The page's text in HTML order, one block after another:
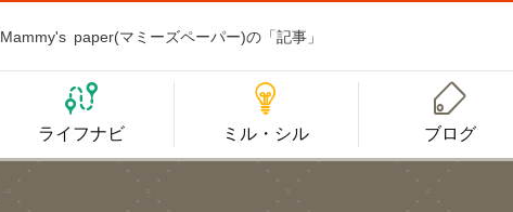
Mammy's paper(マミーズペーパー)の「記事」

ライフナビ

ミル・シル

ブログ